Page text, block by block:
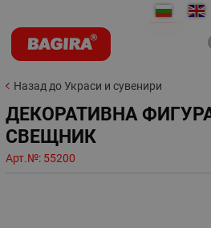
Назад до Украси и сувенири
ДЕКОРАТИВНА
СВЕЩНИК
Арт.№: 55200